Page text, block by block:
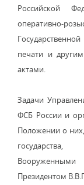
Российской
оперативно-
печати и
актами.
Задачи
ФСБ России и
Положении о
Президентом